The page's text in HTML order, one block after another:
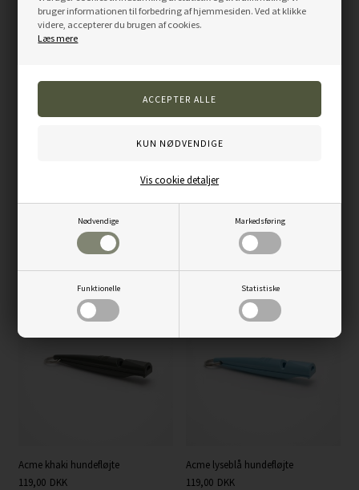
bruger informationen til forbedring af hjemmesiden. Ved at klikke
videre, accepterer du brugen af cookies.
Læs mere
Nødvendige Markedsføring
Funktionelle Statistiske
Vis cookie detaljer
Acme glow in the dark hundefløjte
Acme honeysuckle hundefløjte
Acme khaki hundefløjte
119,00 DKK
Acme lyseblå hundefløjte
119,00 DKK